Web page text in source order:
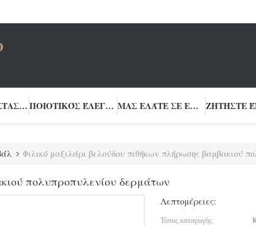
ΠΡΟΪΌΝΤΑ
CUSTON ΠΑΡΈΧΕΙΤΗ ΜΙΑΣ ΣΤΆΣΗΣ ΛΎΣΗ
ΓΎΡΟΣ ΕΡΓΟΣΤΑΣΊΩΝ ΠΟΙΟΤΙΚΌΣ ΈΛΕΓΧΟΣ ΜΑΣ ΕΛΆΤΕ ΣΕ ΕΠΑΦΉ ΜΕ
Φιλικό μαξιλάρι βελούδου πιθήκων πλήρωσης βαμβακιού
πολυπροπυλενίου δερμάτων
Λεπτομέρειες:
Τόπος καταγωγής: